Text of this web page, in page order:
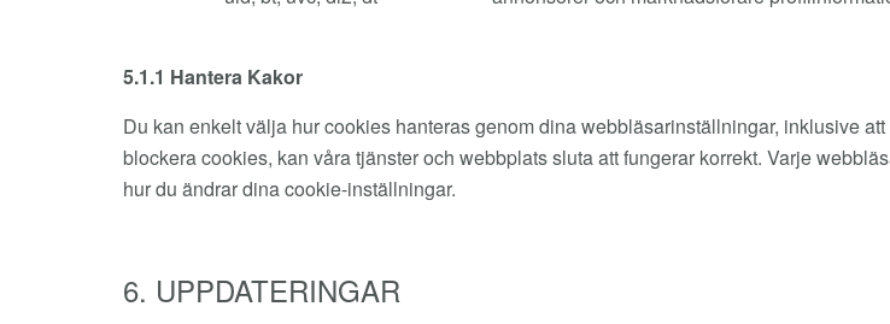
5.1.1 Hantera Kakor
Du kan enkelt välja hur cookies hanteras genom dina webbläsarinställningar, inklusive
blockera cookies, kan våra tjänster och webbplats sluta att fungerar korrekt. Varje
hur du ändrar dina cookie-inställningar.
6. UPPDATERINGAR